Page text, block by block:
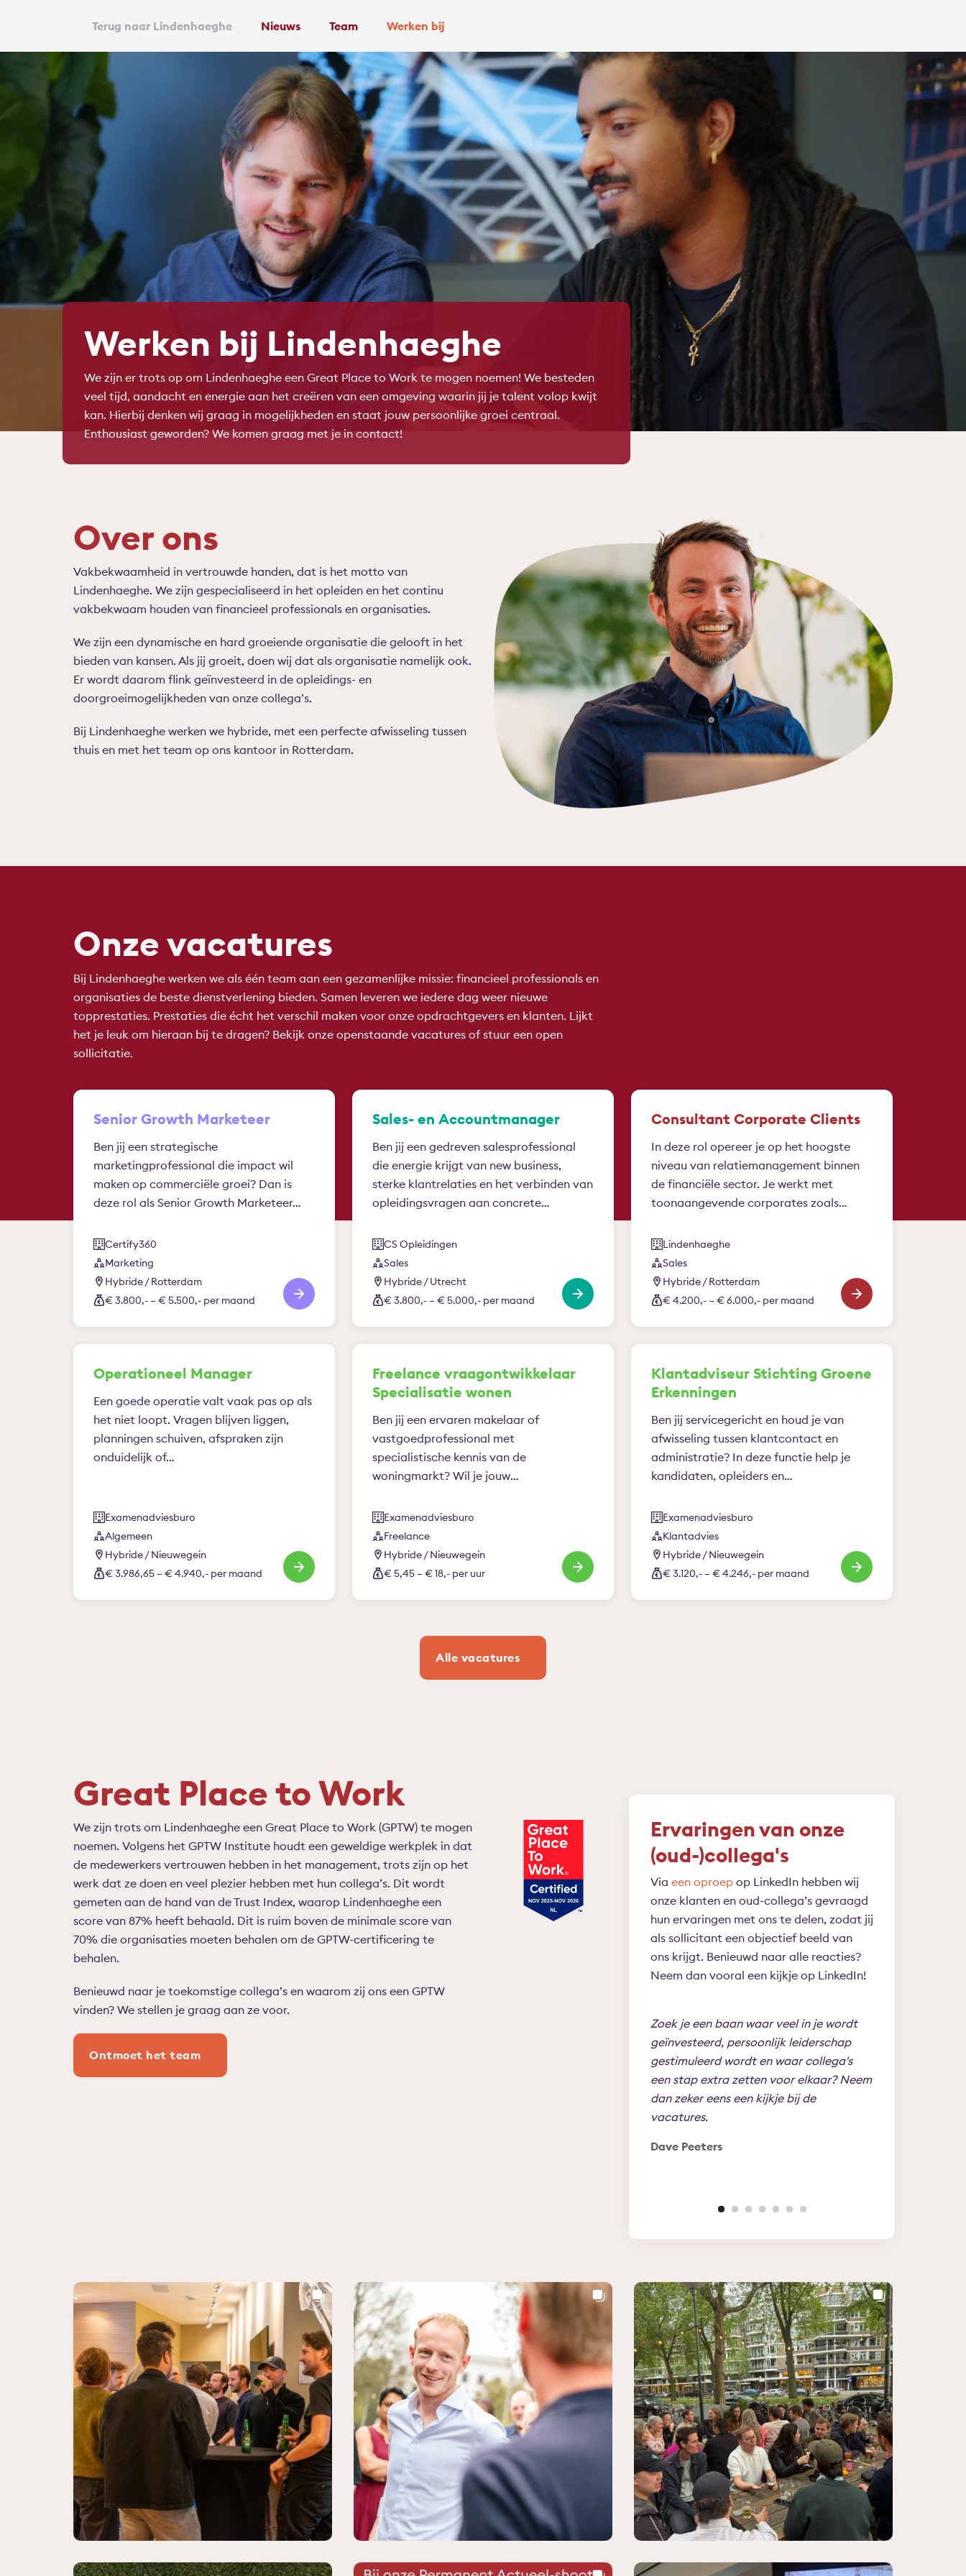
Terug naar Lindenhaeghe Nieuws Team Werken bij
Werken bij Lindenhaeghe
We zijn er trots op om Lindenhaeghe een Great Place to Work te mogen noemen! We besteden
veel tijd, aandacht en energie aan het creëren van een omgeving waarin jij je talent volop kwijt
kan. Hierbij denken wij graag in mogelijkheden en staat jouw persoonlijke groei centraal.
Enthousiast geworden? We komen graag met je in contact!
Over ons
Vakbekwaamheid in vertrouwde handen, dat is het motto van
Lindenhaeghe. We zijn gespecialiseerd in het opleiden en het continu
vakbekwaam houden van financieel professionals en organisaties.
We zijn een dynamische en hard groeiende organisatie die gelooft in het
bieden van kansen. Als jij groeit, doen wij dat als organisatie namelijk ook.
Er wordt daarom flink geïnvesteerd in de opleidings- en
doorgroeimogelijkheden van onze collega’s.
Bij Lindenhaeghe werken we hybride, met een perfecte afwisseling tussen
thuis en met het team op ons kantoor in Rotterdam.
Onze vacatures
Bij Lindenhaeghe werken we als één team aan een gezamenlijke missie: financieel professionals en
organisaties de beste dienstverlening bieden. Samen leveren we iedere dag weer nieuwe
topprestaties. Prestaties die écht het verschil maken voor onze opdrachtgevers en klanten. Lijkt
het je leuk om hieraan bij te dragen? Bekijk onze openstaande vacatures of stuur een open
sollicitatie.
Senior Growth Marketeer
Ben jij een strategische
marketingprofessional die impact wil
maken op commerciële groei? Dan is
deze rol als Senior Growth Marketeer…
Certify360
Marketing
Hybride / Rotterdam
€ 3.800,- – € 5.500,- per maand
Sales- en Accountmanager
Ben jij een gedreven salesprofessional
die energie krijgt van new business,
sterke klantrelaties en het verbinden van
opleidingsvragen aan concrete…
CS Opleidingen
Sales
Hybride / Utrecht
€ 3.800,- – € 5.000,- per maand
Consultant Corporate Clients
In deze rol opereer je op het hoogste
niveau van relatiemanagement binnen
de financiële sector. Je werkt met
toonaangevende corporates zoals
hen een volwaardige strategische
sparringpartner. Je kijkt verder dan de
vraag van vandaag, signaleert
ontwikkelingen en vertaalt deze naar
Lindenhaeghe
Sales
Hybride / Rotterdam
€ 4.200,- – € 6.000,- per maand
Operationeel Manager
Een goede operatie valt vaak pas op als
het niet loopt. Vragen blijven liggen,
planningen schuiven, afspraken zijn
onduidelijk of…
Examenadviesburo
Algemeen
Hybride / Nieuwegein
€ 3.986,65 – € 4.940,- per maand
Freelance vraagontwikkelaar
Specialisatie wonen
Ben jij een ervaren makelaar of
vastgoedprofessional met
specialistische kennis van de
woningmarkt? Wil je jouw
Examenadviesburo
Freelance
Hybride / Nieuwegein
€ 5,45 – € 18,- per uur
Klantadviseur Stichting Groene
Erkenningen
Ben jij servicegericht en houd je van
afwisseling tussen klantcontact en
administratie? In deze functie help je
kandidaten, opleiders en…
Examenadviesburo
Klantadvies
Hybride / Nieuwegein
€ 3.120,- – € 4.246,- per maand
Alle vacatures
Great Place to Work
We zijn trots om Lindenhaeghe een Great Place to Work (GPTW) te mogen
noemen. Volgens het GPTW Institute houdt een geweldige werkplek in dat
de medewerkers vertrouwen hebben in het management, trots zijn op het
werk dat ze doen en veel plezier hebben met hun collega’s. Dit wordt
gemeten aan de hand van de Trust Index, waarop Lindenhaeghe een
score van 87% heeft behaald. Dit is ruim boven de minimale score van
70% die organisaties moeten behalen om de GPTW-certificering te
behalen.
Benieuwd naar je toekomstige collega’s en waarom zij ons een GPTW
vinden? We stellen je graag aan ze voor.
Ontmoet het team
Ervaringen van onze
(oud-)collega's
Via een oproepop LinkedIn hebben wij
onze klanten en oud-collega’s gevraagd
hun ervaringen met ons te delen, zodat jij
als sollicitant een objectief beeld van
ons krijgt. Benieuwd naar alle reacties?
Neem dan vooral een kijkje op LinkedIn!
Zoek je een baan waar veel in je wordt
geïnvesteerd, persoonlijk leiderschap
gestimuleerd wordt en waar collega's
een stap extra zetten voor elkaar? Neem
dan zeker eens een kijkje bij de
vacatures.
Dave Peeters